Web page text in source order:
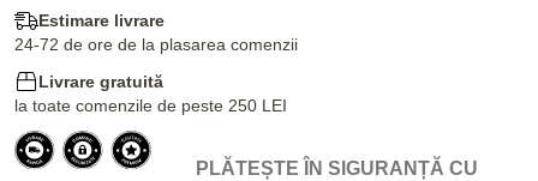
Estimare livrare
24-72 de ore de la plasarea comenzii
Livrare gratuită
la toate comenzile de peste 250 LEI
PLĂTEȘTE ÎN SIGURANȚĂ CU